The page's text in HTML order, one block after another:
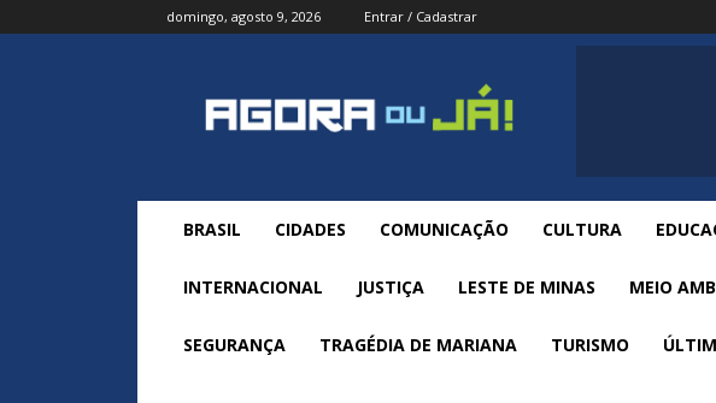
domingo, agosto 9, 2026 Entrar / Cadastrar
BRASIL CIDADES COMUNICAÇÃO CULTURA
INTERNACIONAL JUSTIÇA LESTE DE MINAS MEIO
SEGURANÇA TRAGÉDIA DE MARIANA TURISMO